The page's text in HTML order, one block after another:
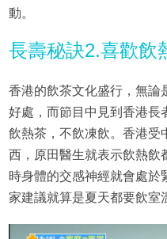
動。
長壽秘訣2.喜歡飲
香港的飲茶文化盛行，無論
好處，而節目中見到香港長
飲熱茶，不飲凍飲。香港受
西，原田醫生就表示飲熱飲
時身體的交感神經就會處於
家建議就算是夏天都要飲室